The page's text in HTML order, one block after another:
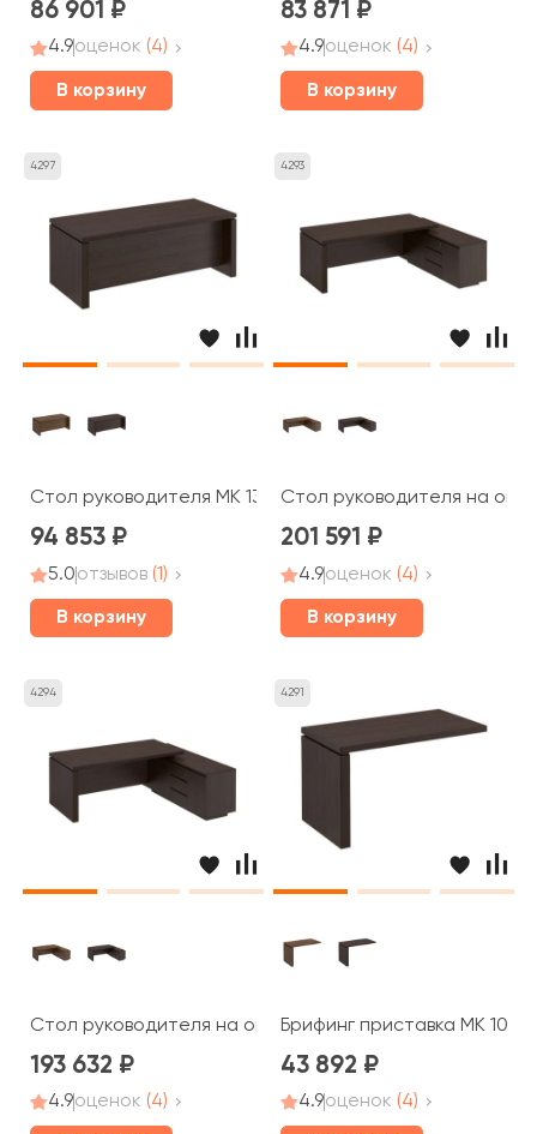
86 901
4.9оценок (4)
В корзину
83 871
4.9оценок (4)
В корзину
4297
Стол руководителя МК 131 ДА Mark
94 853
5.0отзывов (1)
В корзину
4293
Стол руководителя на
201 591
4.9оценок (4)
В корзину
4294
Стол руководителя на опорной тумбе левый правый
193 632
4.9оценок (4)
4291
Брифинг приставка МК 107
43 892
4.9оценок (4)